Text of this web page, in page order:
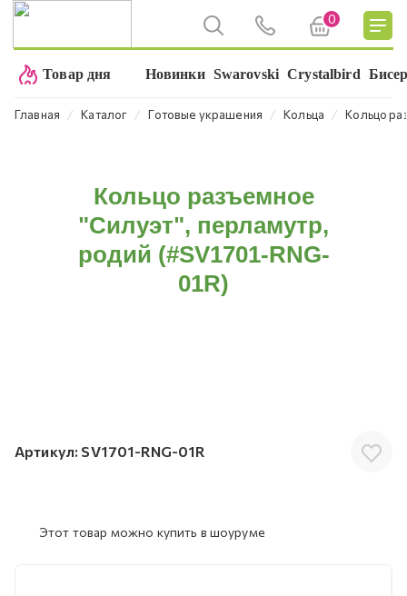
0
Товар дня Новинки Swarovski Crystalbird
Главная ⁄ Каталог ⁄ Готовые украшения ⁄ Кольца ⁄ Кольцо
Кольцо разъемное
"Силуэт", перламутр,
родий (#SV1701-RNG-
01R)
Артикул: SV1701-RNG-01R
Этот товар можно купить в шоуруме